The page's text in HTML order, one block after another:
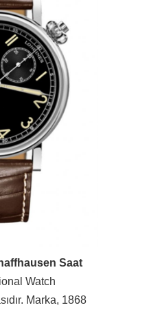
Saat
Watch
Marka, 1868